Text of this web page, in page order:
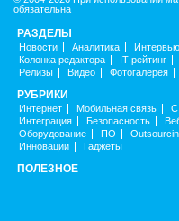
обязательна
РАЗДЕЛЫ
Новости Аналитика Интервью
Колонка редактора
IT рейтинг
Релизы
Видео Фотогалерея
РУБРИКИ
Интернет Мобильная связь
Интеграция
Безопасность
Оборудование
ПО
Инновации
Гаджеты
ПОЛЕЗНОЕ